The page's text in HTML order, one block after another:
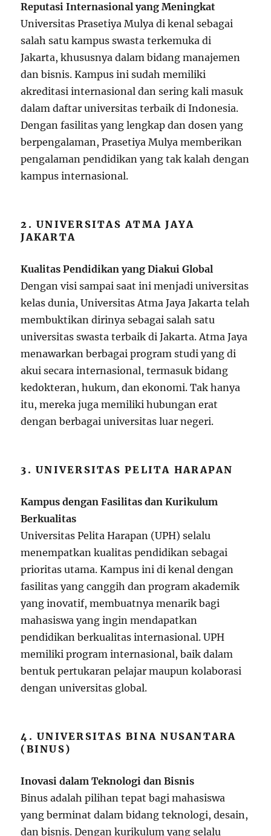
Reputasi Internasional yang Meningkat
Universitas Prasetiya Mulya di kenal sebagai
salah satu kampus swasta terkemuka di
Jakarta, khususnya dalam bidang manajemen
dan bisnis. Kampus ini sudah memiliki
akreditasi internasional dan sering kali masuk
dalam daftar universitas terbaik di Indonesia.
Dengan fasilitas yang lengkap dan dosen yang
berpengalaman, Prasetiya Mulya memberikan
pengalaman pendidikan yang tak kalah dengan
kampus internasional.
2. UNIVERSITAS ATMA JAYA
JAKARTA
Kualitas Pendidikan yang Diakui Global
Dengan visi sampai saat ini menjadi universitas
kelas dunia, Universitas Atma Jaya Jakarta telah
membuktikan dirinya sebagai salah satu
universitas swasta terbaik di Jakarta. Atma Jaya
menawarkan berbagai program studi yang di
akui secara internasional, termasuk bidang
kedokteran, hukum, dan ekonomi. Tak hanya
itu, mereka juga memiliki hubungan erat
dengan berbagai universitas luar negeri.
3. UNIVERSITAS PELITA HARAPAN
Kampus dengan Fasilitas dan Kurikulum
Berkualitas
Universitas Pelita Harapan (UPH) selalu
menempatkan kualitas pendidikan sebagai
prioritas utama. Kampus ini di kenal dengan
fasilitas yang canggih dan program akademik
yang inovatif, membuatnya menarik bagi
mahasiswa yang ingin mendapatkan
pendidikan berkualitas internasional. UPH
memiliki program internasional, baik dalam
bentuk pertukaran pelajar maupun kolaborasi
dengan universitas global.
4. UNIVERSITAS BINA NUSANTARA
(BINUS)
Inovasi dalam Teknologi dan Bisnis
Binus adalah pilihan tepat bagi mahasiswa
yang berminat dalam bidang teknologi, desain,
dan bisnis. Dengan kurikulum yang selalu